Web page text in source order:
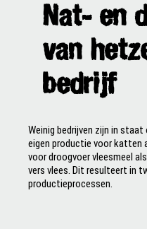
Nat- en
van
bedrijf
Weinig bedrijven zijn in
eigen productie voor katten
voor droogvoer vleesmeel
vers vlees. Dit resulteert in
productieprocessen.